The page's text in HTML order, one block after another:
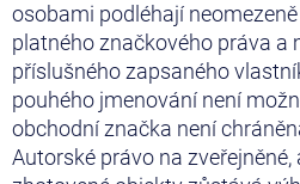
osobami podléhají
platného značkového práva a
příslušného zapsaného
pouhého jmenování není
obchodní značka není
Autorské právo na